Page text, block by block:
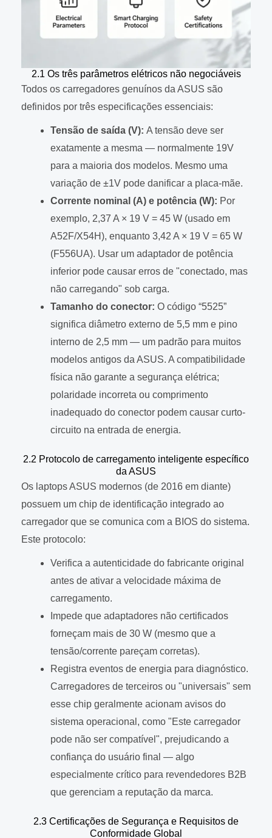
2.1 Os três parâmetros elétricos não negociáveis
Todos os carregadores genuínos da ASUS são
definidos por três especificações essenciais:
Tensão de saída (V): A tensão deve ser
exatamente a mesma — normalmente 19V
para a maioria dos modelos. Mesmo uma
variação de ±1V pode danificar a placa-mãe.
Corrente nominal (A) e potência (W): Por
exemplo, 2,37 A × 19 V = 45 W (usado em
A52F/X54H), enquanto 3,42 A × 19 V = 65 W
(F556UA). Usar um adaptador de potência
inferior pode causar erros de "conectado, mas
não carregando" sob carga.
Tamanho do conector: O código “5525”
significa diâmetro externo de 5,5 mm e pino
interno de 2,5 mm — um padrão para muitos
modelos antigos da ASUS. A compatibilidade
física não garante a segurança elétrica;
polaridade incorreta ou comprimento
inadequado do conector podem causar curto-
circuito na entrada de energia.
2.2 Protocolo de carregamento inteligente específico
da ASUS
Os laptops ASUS modernos (de 2016 em diante)
possuem um chip de identificação integrado ao
carregador que se comunica com a BIOS do sistema.
Este protocolo:
Verifica a autenticidade do fabricante original
antes de ativar a velocidade máxima de
carregamento.
Impede que adaptadores não certificados
forneçam mais de 30 W (mesmo que a
tensão/corrente pareçam corretas).
Registra eventos de energia para diagnóstico.
Carregadores de terceiros ou "universais" sem
esse chip geralmente acionam avisos do
sistema operacional, como "Este carregador
pode não ser compatível", prejudicando a
confiança do usuário final — algo
especialmente crítico para revendedores B2B
que gerenciam a reputação da marca.
2.3 Certificações de Segurança e Requisitos de
Conformidade Global